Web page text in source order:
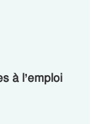
à l’emploi